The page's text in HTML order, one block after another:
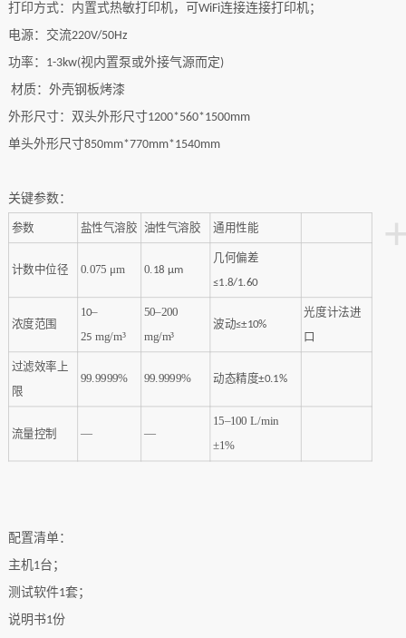
打印方式：内置式热敏打印机，可 WiFi连接连接打印机；
电源：交流220V/50Hz
功率： 1-3kw(视内置泵或外接气源而定)
材质：外壳钢板烤漆
外形尺寸：双头外形尺寸1200*560*1500mm
单头外形尺寸850mm*770mm*1540mm
关键参数：
参数 盐性气溶胶 油性气溶胶 通用性能
计数中位径 0.075 μm‌ 0.18 μm‌
几何偏差
≤1.8/1.60
浓度范围
10–
25 mg/m³‌
50–200
mg/m³‌
波动≤±10%
光度计法进
口
过滤效率上
限
99.9999%‌ 99.9999%‌ 动态精度±0.1%‌
流量控制 — —
15–100 L/min
±1%‌
配置清单：
主机1台；
测试软件1套；
说明书1份